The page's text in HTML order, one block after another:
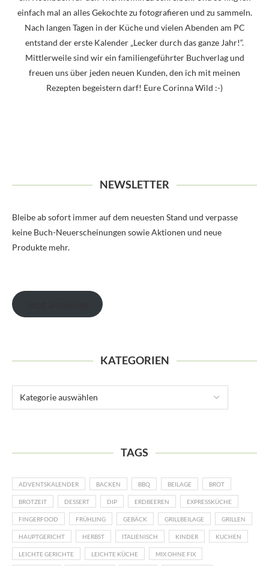
einfach mal an alles Gekochte zu fotografieren und zu sammeln.
Nach langen Tagen in der Küche und vielen Abenden am PC
entstand der erste Kalender „Lecker durch das ganze Jahr!“.
Mittlerweile sind wir ein familiengeführter Buchverlag und
freuen uns über jeden neuen Kunden, den ich mit meinen
Rezepten begeistern darf! Eure Corinna Wild :-)
NEWSLETTER
Bleibe ab sofort immer auf dem neuesten Stand und verpasse
keine Buch-Neuerscheinungen sowie Aktionen und neue
Produkte mehr.
KATEGORIEN
TAGS
ADVENTSKALENDER BACKEN BBQ BEILAGE BROT
BROTZEIT DESSERT DIP ERDBEEREN EXPRESSKÜCHE
FINGERFOOD FRÜHLING GEBÄCK GRILLBEILAGE GRILLEN
HAUPTGERICHT HERBST ITALIENISCH KINDER KUCHEN
LEICHTE GERICHTE LEICHTE KÜCHE MIX OHNE FIX